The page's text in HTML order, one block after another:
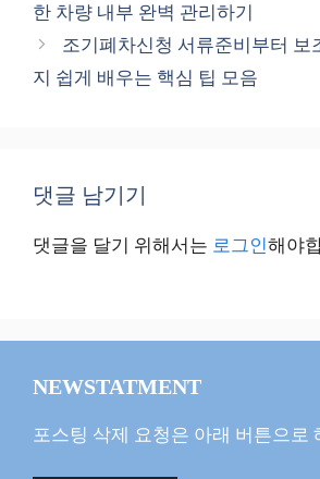
리
한 차량 내부 완벽 관리하기
조기폐차신청 서류준비부터 보
지 쉽게 배우는 핵심 팁 모음
댓글 남기기
댓글을 달기 위해서는 로그인해야
NEWSTATMENT
포스팅 삭제 요청은 아래 버튼으로